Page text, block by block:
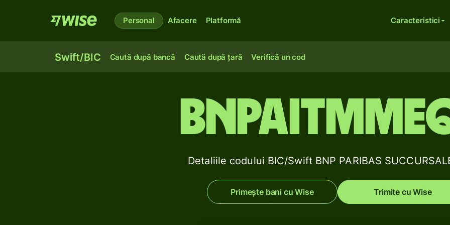
Personal Afacere Platformă Caracteristici
Swift/BIC Caută după bancă Caută după țară Verifică un cod
Detaliile codului BIC/Swift BNP PARIBAS
Primește bani cu Wise Trimite cu Wise